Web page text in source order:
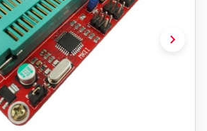
chevron_right